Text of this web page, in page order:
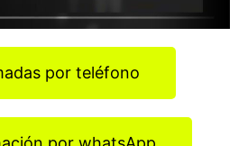
por teléfono